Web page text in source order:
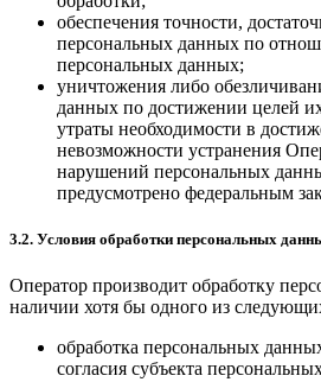
обеспечения точности,
персональных данных по
персональных данных;
уничтожения либо
данных по достижении целей
утраты необходимости в
невозможности устранения
нарушений персональных
предусмотрено федеральным
3.2. Условия обработки персональных
Оператор производит обработку
наличии хотя бы одного из
обработка персональных
согласия субъекта